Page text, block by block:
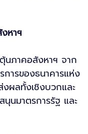
หาฯ
นภาคอสังหาฯ จาก
ารของธนาคารแห่ง
งผลทั้งเชิงบวกและ
นุนมาตรการรัฐ และ